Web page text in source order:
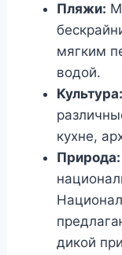
Пляжи:
мягким
водой.
Культура:
кухне,
Природа:
дикой